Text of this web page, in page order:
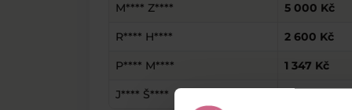
M**** Z**** 5 000 Kč
R**** H**** 2 600 Kč
P**** M**** 1 347 Kč
J**** Š****